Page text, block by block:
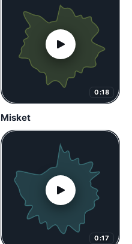
0:18
Misket
0:17